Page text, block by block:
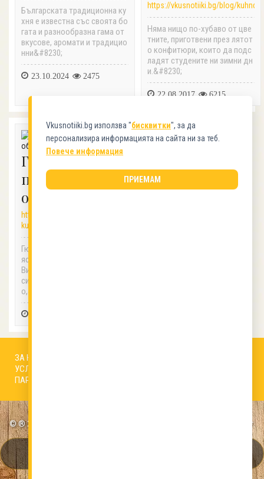
Българската традиционна ку
хня е известна със своята бо
гата и разнообразна гама от
вкусове, аромати и традицио
нни&#8230;
23.10.2024 2475
https://vkusnotiiki.bg/blog/
Няма нищо по-хубаво от цве
тните, приготвени през лятот
о конфитюри, които да подс
ладят студените ни зимни дн
и.&#8230;
22.08.2017 6215
Гювеч -
пръстите да си
оближеш!
https://vkusnotiiki.bg/blog/bulgarska-
kuhnia/
Гювечът е едно от марковите
ястия на българската кухня.
Винаги е многоцветен, незави
симо дали има или няма мес
о,&#8230;
ЗА НАС
УСЛОВИЯ ЗА ПОЛЗВАНЕ
ПАРТНЬОРИ
© ® 2026 ВСИЧКИ ПРАВА ЗАПАЗЕНИ VKUSNOTIIKI.bg | Онлайн от 2007 г.
Vkusnotiiki.bg използва "бисквитки", за да
персонализира информацията на сайта ни за теб.
Повече информация
ПРИЕМАМ